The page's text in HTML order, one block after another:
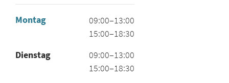
Montag
09:00–13:00
15:00–18:30
Dienstag
09:00–13:00
15:00–18:30